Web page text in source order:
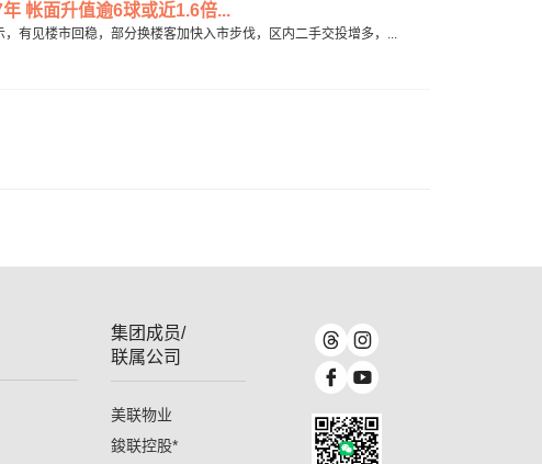
帐面升值逾6球或近1.6倍...
有见楼市回稳，部分换楼客加快入市步伐，区内二手交投增多，...
集团成员/
联属公司
美联物业
鋑联控股*